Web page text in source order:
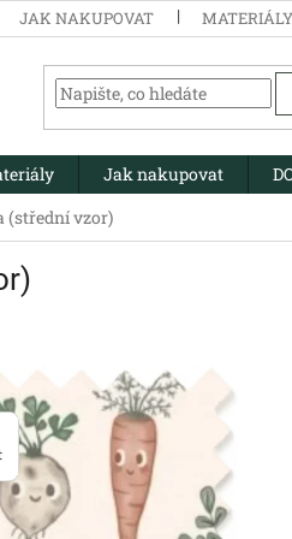
JAK NAKUPOVAT MATERIÁLY
Jak nakupovat
(střední vzor)